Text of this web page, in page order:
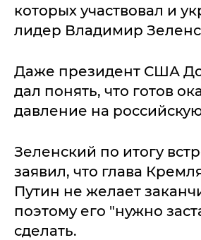
которых участвовал и
лидер Владимир
Даже президент США
дал понять, что готов
давление на
Зеленский по итогу
заявил, что глава
Путин не желает
поэтому его "нужно
сделать.